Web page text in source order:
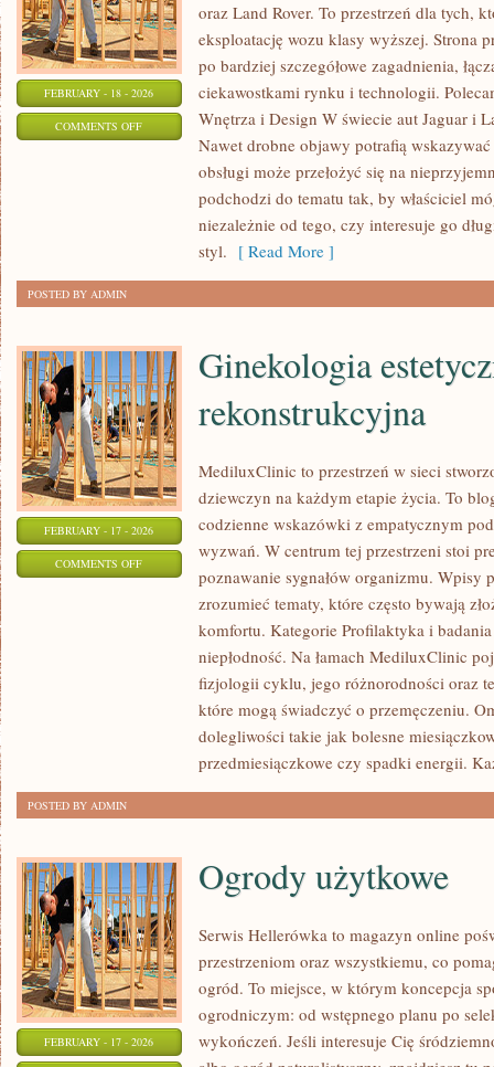
FEBRUARY - 18 - 2026
COMMENTS OFFON
PORÓWNANIA
oraz Land Rover. To przestrzeń dla tych,
eksploatację wozu klasy wyższej. Strona
po bardziej szczegółowe zagadnienia,
ciekawostkami rynku i technologii.
Wnętrza i Design W świecie aut Jaguar i
Nawet drobne objawy potrafią
obsługi może przełożyć się na
podchodzi do tematu tak, by właściciel
niezależnie od tego, czy interesuje go
styl. [ Read More ]
POSTED BY ADMIN
FEBRUARY - 17 - 2026
COMMENTS OFFON
GINEKOLOGIA
Ginekologia
rekonstrukcyjna
MediluxClinic to przestrzeń w sieci
dziewczyn na każdym etapie życia. To
codzienne wskazówki z empatycznym
wyzwań. W centrum tej przestrzeni stoi
poznawanie sygnałów organizmu. Wpisy
zrozumieć tematy, które często bywają
komfortu. Kategorie Profilaktyka i
niepłodność. Na łamach MediluxClinic
fizjologii cyklu, jego różnorodności oraz
które mogą świadczyć o przemęczeniu.
dolegliwości takie jak bolesne
przedmiesiączkowe czy spadki energii.
POSTED BY ADMIN
FEBRUARY - 17 - 2026
Ogrody użytkowe
Serwis Hellerówka to magazyn online
przestrzeniom oraz wszystkiemu, co
ogród. To miejsce, w którym koncepcja
ogrodniczym: od wstępnego planu po
wykończeń. Jeśli interesuje Cię